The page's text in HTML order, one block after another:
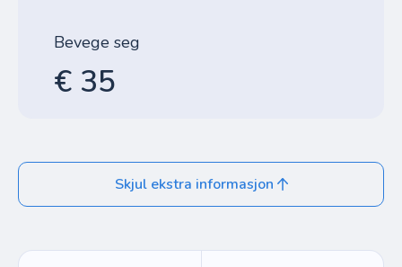
Bevege seg
€ 35
Skjul ekstra informasjon